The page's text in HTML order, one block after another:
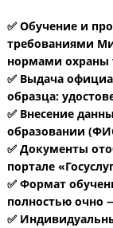
✅ Обучение и
требованиями
нормами охраны
✅ Выдача
образца:
✅ Внесение
образовании
✅ Документы
портале
✅ Формат
полностью очно
✅